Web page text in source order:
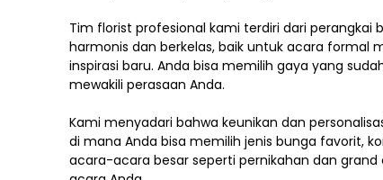
Tim florist profesional kami terdiri dari
harmonis dan berkelas, baik untuk acara formal
inspirasi baru. Anda bisa memilih gaya yang
mewakili perasaan Anda.
Kami menyadari bahwa keunikan dan
di mana Anda bisa memilih jenis bunga favorit,
acara-acara besar seperti pernikahan dan